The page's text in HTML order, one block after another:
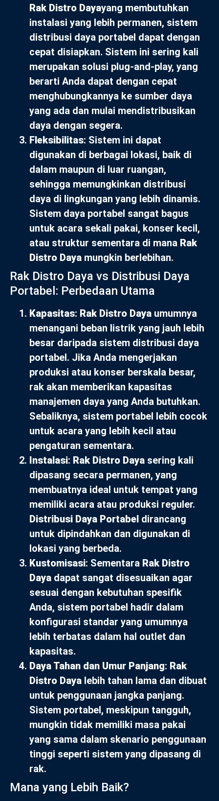
Rak Distro Dayayang membutuhkan
instalasi yang lebih permanen, sistem
distribusi daya portabel dapat dengan
cepat disiapkan. Sistem ini sering kali
merupakan solusi plug-and-play, yang
berarti Anda dapat dengan cepat
menghubungkannya ke sumber daya
yang ada dan mulai mendistribusikan
daya dengan segera.
Fleksibilitas: Sistem ini dapat
digunakan di berbagai lokasi, baik di
dalam maupun di luar ruangan,
sehingga memungkinkan distribusi
daya di lingkungan yang lebih dinamis.
Sistem daya portabel sangat bagus
untuk acara sekali pakai, konser kecil,
atau struktur sementara di mana Rak
Distro Daya mungkin berlebihan.
Rak Distro Daya vs Distribusi Daya
Portabel: Perbedaan Utama
Kapasitas: Rak Distro Daya umumnya
menangani beban listrik yang jauh lebih
besar daripada sistem distribusi daya
portabel. Jika Anda mengerjakan
produksi atau konser berskala besar,
rak akan memberikan kapasitas
manajemen daya yang Anda butuhkan.
Sebaliknya, sistem portabel lebih cocok
untuk acara yang lebih kecil atau
pengaturan sementara.
Instalasi: Rak Distro Daya sering kali
dipasang secara permanen, yang
membuatnya ideal untuk tempat yang
memiliki acara atau produksi reguler.
Distribusi Daya Portabel dirancang
untuk dipindahkan dan digunakan di
lokasi yang berbeda.
Kustomisasi: Sementara Rak Distro
Daya dapat sangat disesuaikan agar
sesuai dengan kebutuhan spesifik
Anda, sistem portabel hadir dalam
konfigurasi standar yang umumnya
lebih terbatas dalam hal outlet dan
kapasitas.
Daya Tahan dan Umur Panjang: Rak
Distro Daya lebih tahan lama dan dibuat
untuk penggunaan jangka panjang.
Sistem portabel, meskipun tangguh,
mungkin tidak memiliki masa pakai
yang sama dalam skenario penggunaan
tinggi seperti sistem yang dipasang di
rak.
Mana yang Lebih Baik?